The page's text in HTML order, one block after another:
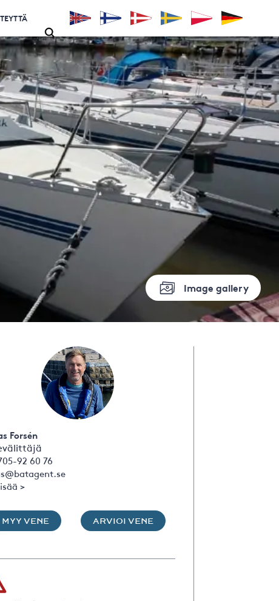
Image gallery
Forsén
92 60 76
>
MYY VENE ARVIOI VENE